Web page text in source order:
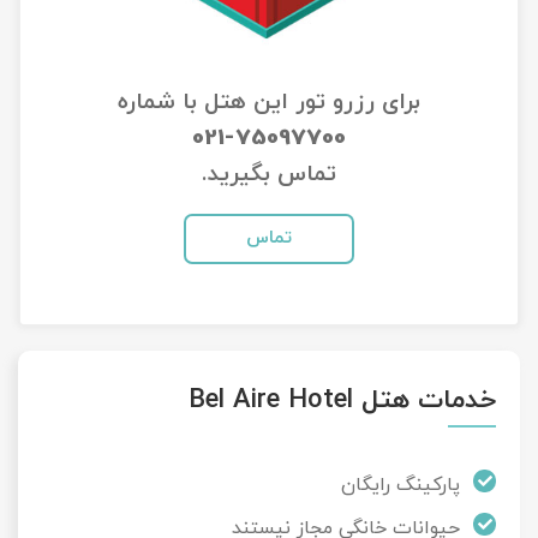
برای رزرو تور این هتل با شماره
021-75097700
تماس بگیرید.
تماس
خدمات هتل Bel Aire Hotel
پارکینگ رایگان
حیوانات خانگی مجاز نیستند
تور آفرود